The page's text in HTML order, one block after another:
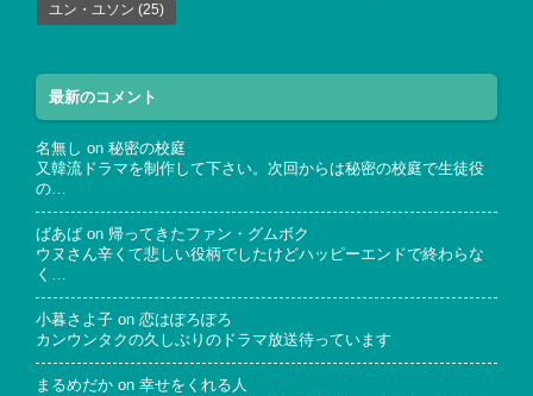
ユン・ユソン (25)
最新のコメント
名無し on 秘密の校庭
又韓流ドラマを制作して下さい。次回からは秘密の校庭で生徒役
の…
ばあば on 帰ってきたファン・グムボク
ウヌさん辛くて悲しい役柄でしたけどハッピーエンドで終わらな
く…
小暮さよ子 on 恋はぽろぽろ
カンウンタクの久しぶりのドラマ放送待っています
まるめだか on 幸せをくれる人